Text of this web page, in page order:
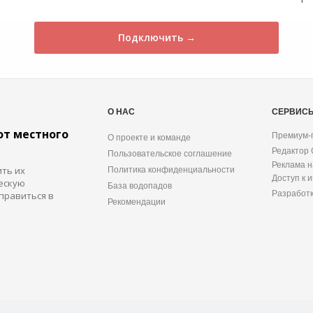
Подключить →
местного
их
в
О НАС
О проекте и команде
Пользовательское соглашение
Политика конфиденциальности
База водопадов
Рекомендации
Премиум-
Редактор
Реклама
Доступ к